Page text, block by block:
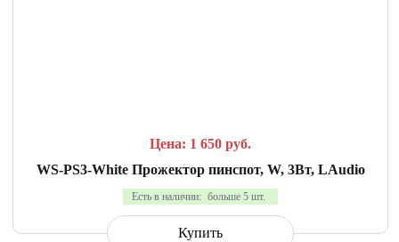
Цена: 1 650 руб.
WS-PS3-White Прожектор пинспот, W, 3Вт, LAudio
Есть в наличии: больше 5 шт.
Купить